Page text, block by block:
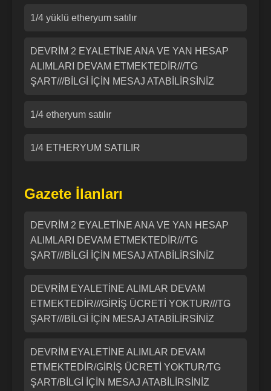
1/4 yüklü etheryum satılır
DEVRİM 2 EYALETİNE ANA VE YAN HESAP
ALIMLARI DEVAM ETMEKTEDİR///TG
ŞART///BİLGİ İÇİN MESAJ ATABİLİRSİNİZ
1/4 etheryum satılır
1/4 ETHERYUM SATILIR
Gazete İlanları
DEVRİM 2 EYALETİNE ANA VE YAN HESAP
ALIMLARI DEVAM ETMEKTEDİR///TG
ŞART///BİLGİ İÇİN MESAJ ATABİLİRSİNİZ
DEVRİM EYALETİNE ALIMLAR DEVAM
ETMEKTEDİR///GİRİŞ ÜCRETİ YOKTUR///TG
ŞART///BİLGİ İÇİN MESAJ ATABİLİRSİNİZ
DEVRİM EYALETİNE ALIMLAR DEVAM
ETMEKTEDİR/GİRİŞ ÜCRETİ YOKTUR/TG
ŞART/BİLGİ İÇİN MESAJ ATABİLİRSİNİZ